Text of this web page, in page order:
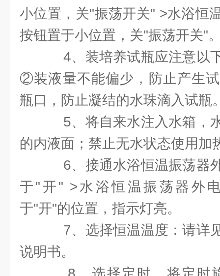
小位置，关"振荡开关" >水浴恒
按钮置于小位置，关"振荡开关"
4、装培养试瓶应注意以
②装液量不能偏少，防止产生
瓶口，防止凝结的水珠滴入试瓶
5、将自来水注入水箱，
的内液面；禁止无水状态使用加
6、接通水浴恒温振荡器
于"开" >水浴恒温振荡器外
于"开"的位置，指示灯亮。
7、选择恒温温度：请详
说明书。